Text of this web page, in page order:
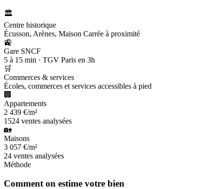
🏛️
Centre historique
Écusson, Arènes, Maison Carrée à proximité
🚉
Gare SNCF
5 à 15 min · TGV Paris en 3h
🛒
Commerces & services
Écoles, commerces et services accessibles à pied
🏢
Appartements
2 439 €/m²
1524 ventes analysées
🏡
Maisons
3 057 €/m²
24 ventes analysées
Méthode
Comment on estime votre bien